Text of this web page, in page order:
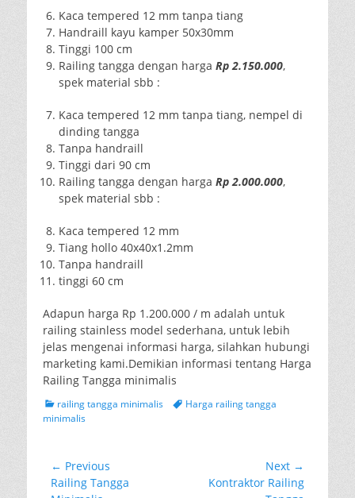
Kaca tempered 12 mm tanpa tiang
Handraill kayu kamper 50x30mm
Tinggi 100 cm
Railing tangga dengan harga Rp 2.150.000,
spek material sbb :
Kaca tempered 12 mm tanpa tiang, nempel di
dinding tangga
Tanpa handraill
Tinggi dari 90 cm
Railing tangga dengan harga Rp 2.000.000,
spek material sbb :
Kaca tempered 12 mm
Tiang hollo 40x40x1.2mm
Tanpa handraill
tinggi 60 cm
Adapun harga Rp 1.200.000 / m adalah untuk
railing stainless model sederhana, untuk lebih
jelas mengenai informasi harga, silahkan hubungi
marketing kami.Demikian informasi tentang Harga
Railing Tangga minimalis
Categories
railing tangga minimalis TagsHarga railing tangga
minimalis
Post
navigation
← Previous
Previous
Railing Tangga
Next →
Kontraktor Railing